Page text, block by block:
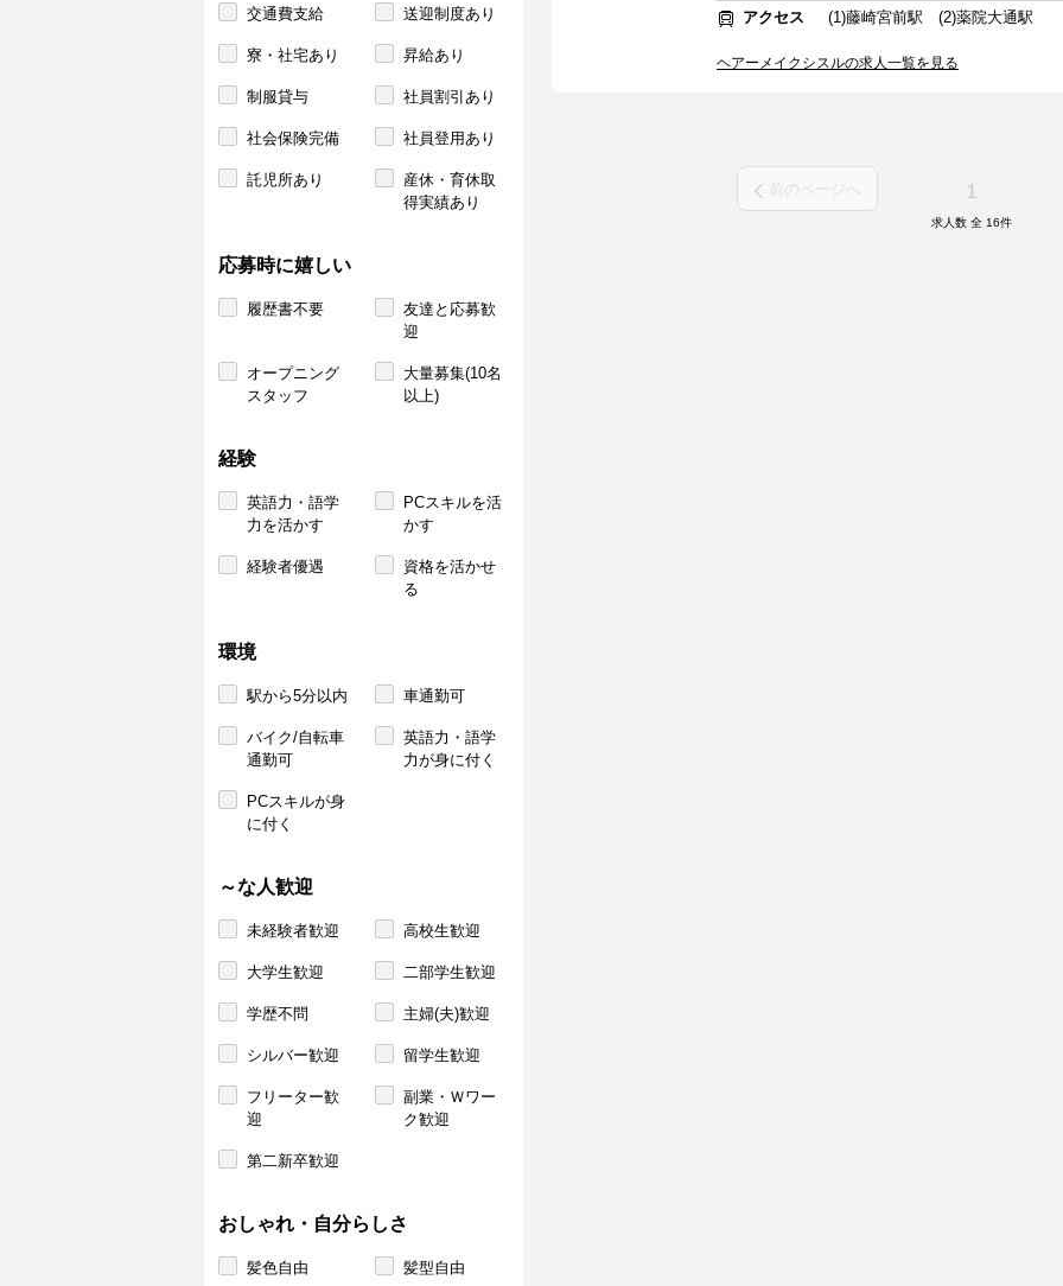
交通費支給 送迎制度あり
寮・社宅あり 昇給あり
制服貸与 社員割引あり
社会保険完備 社員登用あり
託児所あり
産休・育休取
得実績あり
応募時に嬉しい
履歴書不要
友達と応募歓
迎
オープニング
スタッフ
大量募集(10名
以上)
経験
英語力・語学
力を活かす
PCスキルを活
かす
経験者優遇
資格を活かせ
る
環境
駅から5分以内 車通勤可
バイク/自転車
通勤可
英語力・語学
力が身に付く
PCスキルが身
に付く
～な人歓迎
未経験者歓迎 高校生歓迎
大学生歓迎 二部学生歓迎
学歴不問 主婦(夫)歓迎
シルバー歓迎 留学生歓迎
フリーター歓
迎
副業・Ｗワー
ク歓迎
第二新卒歓迎
おしゃれ・自分らしさ
髪色自由 髪型自由
アクセス
(1)藤崎宮前駅 (2)薬院大通駅
ヘアーメイクシスルの求人一覧を見る
前のページへ 1
求人数 全 16件